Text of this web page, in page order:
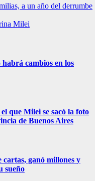
a un año del derrumbe
Milei
cambios en los
que Milei se sacó la foto
de Buenos Aires
cartas, ganó millones y
sueño